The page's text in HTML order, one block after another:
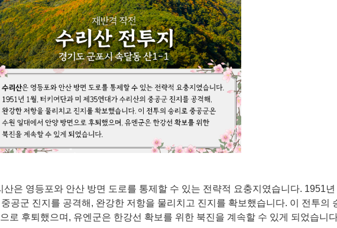
은 영등포와 안산 방면 도로를 통제할 수 있는 전략적 요충지였습니다. 1951년
공군 진지를 공격해, 완강한 저항을 물리치고 진지를 확보했습니다. 이 전투의
로 후퇴했으며, 유엔군은 한강선 확보를 위한 북진을 계속할 수 있게 되었습니